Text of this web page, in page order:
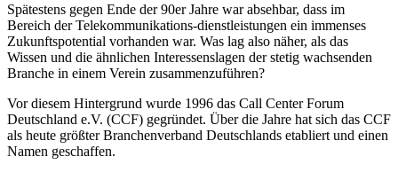
Spätestens gegen Ende der 90er Jahre war absehbar, dass im
Bereich der Telekommunikations-dienstleistungen ein immenses
Zukunftspotential vorhanden war. Was lag also näher, als das
Wissen und die ähnlichen Interessenslagen der stetig wachsenden
Branche in einem Verein zusammenzuführen?
Vor diesem Hintergrund wurde 1996 das Call Center Forum
Deutschland e.V. (CCF) gegründet. Über die Jahre hat sich das CCF
als heute größter Branchenverband Deutschlands etabliert und einen
Namen geschaffen.